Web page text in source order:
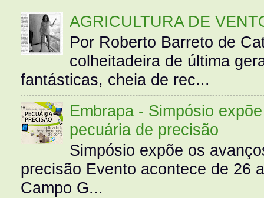
AGRICULTURA DE
Por Roberto Barreto de
colheitadeira de última
fantásticas, cheia de rec...
Embrapa - Simpósio
pecuária de precisão
Simpósio expõe os
precisão Evento acontece de 26
Campo G...